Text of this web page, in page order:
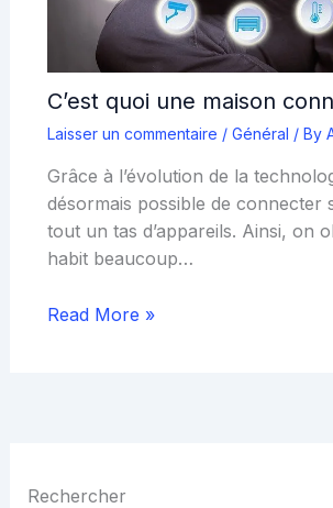
C’est quoi une maison
Laisser un commentaire / Général / By
Grâce à l’évolution de la
désormais possible de connecter
tout un tas d’appareils. Ainsi, on
habit beaucoup…
Read More »
Rechercher